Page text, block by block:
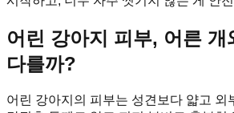
어린 강아지 피부, 어른 개
다를까?
어린 강아지의 피부는 성견보다 얇고 외